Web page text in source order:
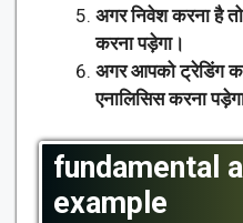
अगर निवेश करना है
करना पड़ेगा।
अगर आपको ट्रेडिंग
एनालिसिस करना
fundamental
example